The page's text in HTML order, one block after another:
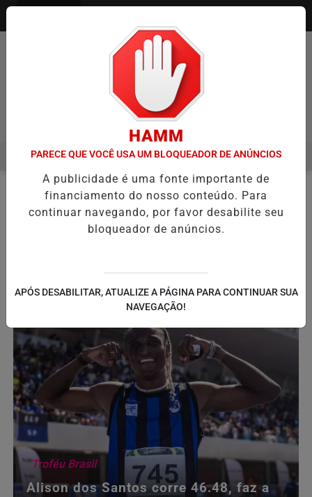
Pesquisar Notícia
ITAQUÁ ESTREIA NO CAMPEONATO PAULISTA MASCULINO DA
EM ALTA
MENU
EM NOTÍCIAS #TROFEUBRASIL
Troféu Brasil
Alison dos Santos corre 46.48, faz a
HAMM
PARECE QUE VOCÊ USA UM BLOQUEADOR DE ANÚNCIOS
A publicidade é uma fonte importante de
financiamento do nosso conteúdo. Para
continuar navegando, por favor desabilite seu
bloqueador de anúncios.
APÓS DESABILITAR, ATUALIZE A PÁGINA PARA CONTINUAR SUA
NAVEGAÇÃO!